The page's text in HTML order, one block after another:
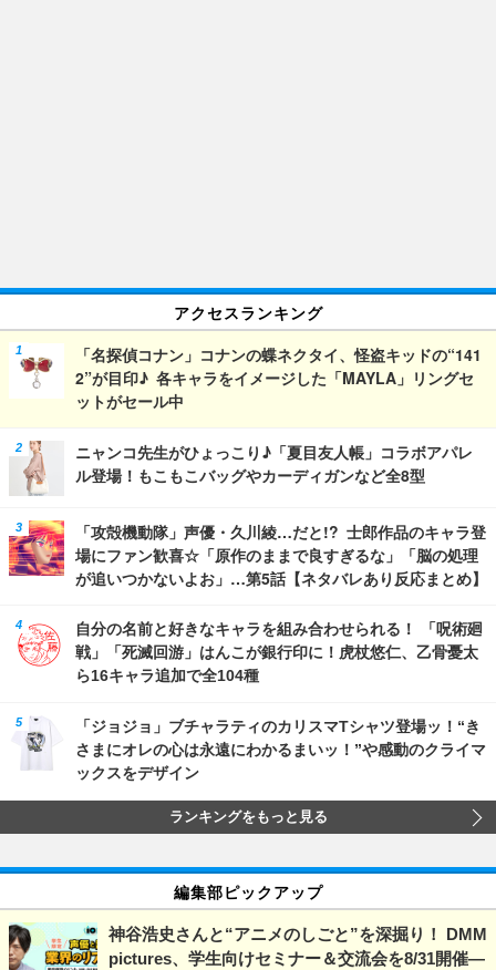
アクセスランキング
「名探偵コナン」コナンの蝶ネクタイ、怪盗キッドの“141
2”が目印♪ 各キャラをイメージした「MAYLA」リングセ
ットがセール中
ニャンコ先生がひょっこり♪「夏目友人帳」コラボアパレ
ル登場！もこもこバッグやカーディガンなど全8型
「攻殻機動隊」声優・久川綾…だと!? 士郎作品のキャラ登
場にファン歓喜☆「原作のままで良すぎるな」「脳の処理
が追いつかないよお」…第5話【ネタバレあり反応まとめ】
自分の名前と好きなキャラを組み合わせられる！ 「呪術廻
戦」「死滅回游」はんこが銀行印に！虎杖悠仁、乙骨憂太
ら16キャラ追加で全104種
「ジョジョ」ブチャラティのカリスマTシャツ登場ッ！“き
さまにオレの心は永遠にわかるまいッ！”や感動のクライマ
ックスをデザイン
ランキングをもっと見る
編集部ピックアップ
神谷浩史さんと“アニメのしごと”を深掘り！ DMM
pictures、学生向けセミナー＆交流会を8/31開催―